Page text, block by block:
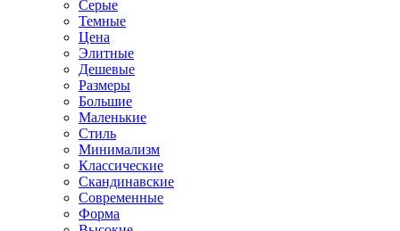
Серые
Темные
Цена
Элитные
Дешевые
Размеры
Большие
Маленькие
Стиль
Минимализм
Классические
Скандинавские
Современные
Форма